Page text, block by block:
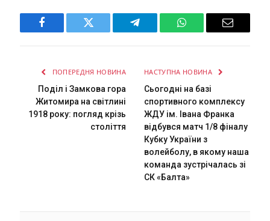
Facebook Twitter Telegram WhatsAppEmail
ПОПЕРЕДНЯ НОВИНА
Поділ і Замкова гора
Житомира на світлині
1918 року: погляд крізь
століття
НАСТУПНА НОВИНА
Сьогодні на базі
спортивного комплексу
ЖДУ ім. Івана Франка
відбувся матч 1/8 фіналу
Кубку України з
волейболу, в якому наша
команда зустрічалась зі
СК «Балта»